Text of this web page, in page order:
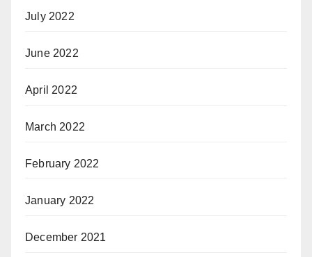
July 2022
June 2022
April 2022
March 2022
February 2022
January 2022
December 2021